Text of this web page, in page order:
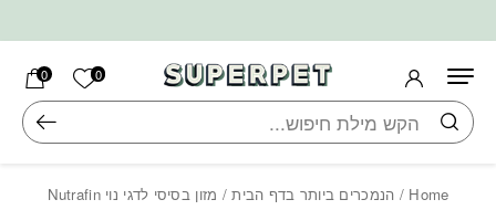
0 הרשימה
0
חיפוש
Home
/ הנמכרים ביותר בדף הבית/ מזון בסיסי לדגי נוי Nutrafin